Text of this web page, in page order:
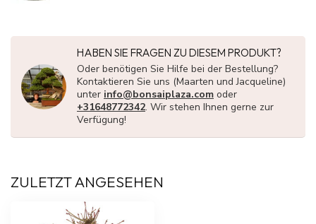
HABEN SIE FRAGEN ZU DIESEM PRODUKT?
Oder benötigen Sie Hilfe bei der Bestellung?
Kontaktieren Sie uns (Maarten und Jacqueline)
unter info@bonsaiplaza.com oder
+31648772342. Wir stehen Ihnen gerne zur
Verfügung!
ZULETZT ANGESEHEN